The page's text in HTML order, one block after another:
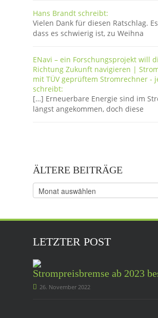
Hans Brandt schreibt:
Vielen Dank für diesen Ratschlag.
dass es schwierig ist, zu Weihna
ENavi – ein Forschungsprojekt will
Richtung Zukunft navigieren |
mit TÜV geprüftem Stromrechner -
schreibt:
[…] Erneuerbare Energie sind im
längst angekommen, doch diese
ÄLTERE BEITRÄGE
Ältere
Beiträge
LETZTER POST
Strompreisbremse ab 2023
26. November 2022